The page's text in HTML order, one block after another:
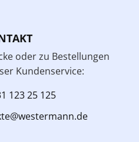
oder zu Bestellungen
Kundenservice:
123 25 125